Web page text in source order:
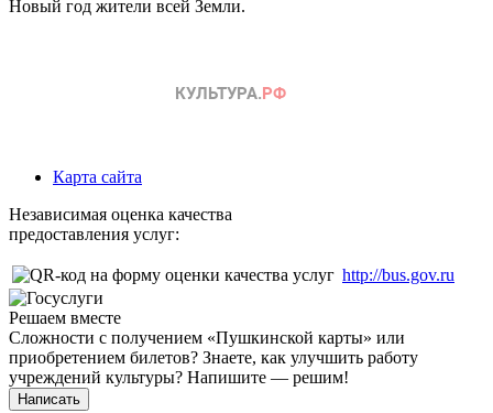
Новый год жители всей Земли.
Карта сайта
Независимая оценка качества
предоставления услуг:
http://bus.gov.ru
Решаем вместе
Сложности с получением «Пушкинской карты» или
приобретением билетов? Знаете, как улучшить работу
учреждений культуры? Напишите — решим!
Написать